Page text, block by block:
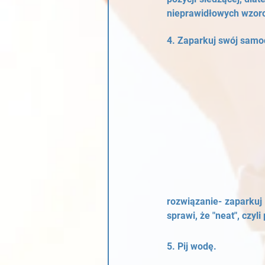
nieprawidłowych
4. Zaparkuj swój
rozwiązanie-
sprawi, że "neat",
5. Pij wodę.